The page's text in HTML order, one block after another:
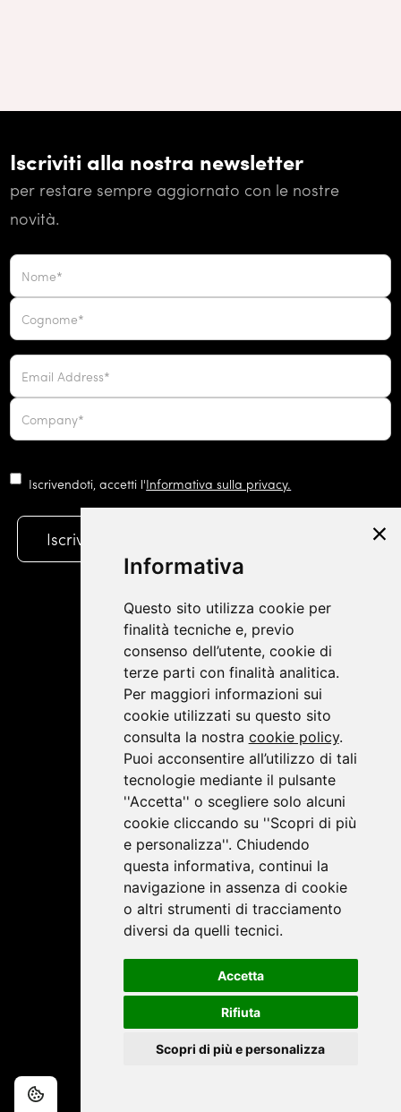
Informativa
Questo sito utilizza cookie per
finalità tecniche e, previo
consenso dell’utente, cookie di
terze parti con finalità analitica.
Per maggiori informazioni sui
cookie utilizzati su questo sito
consulta la nostra cookie policy.
Puoi acconsentire all’utilizzo di tali
tecnologie mediante il pulsante
''Accetta'' o scegliere solo alcuni
cookie cliccando su ''Scopri di più
e personalizza''. Chiudendo
questa informativa, continui la
navigazione in assenza di cookie
o altri strumenti di tracciamento
diversi da quelli tecnici.
Accetta
Rifiuta
Scopri di più e personalizza
Iscriviti alla nostra newsletter
per restare sempre aggiornato con le nostre
novità.
Iscrivendoti, accetti l'Informativa sulla privacy.
©2019 Lombardini22
Privacy Policy | Cookie Policy